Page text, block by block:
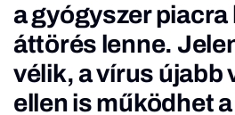
a gyógyszer
áttörés lenne.
vélik, a vírus újabb
ellen is működhet a